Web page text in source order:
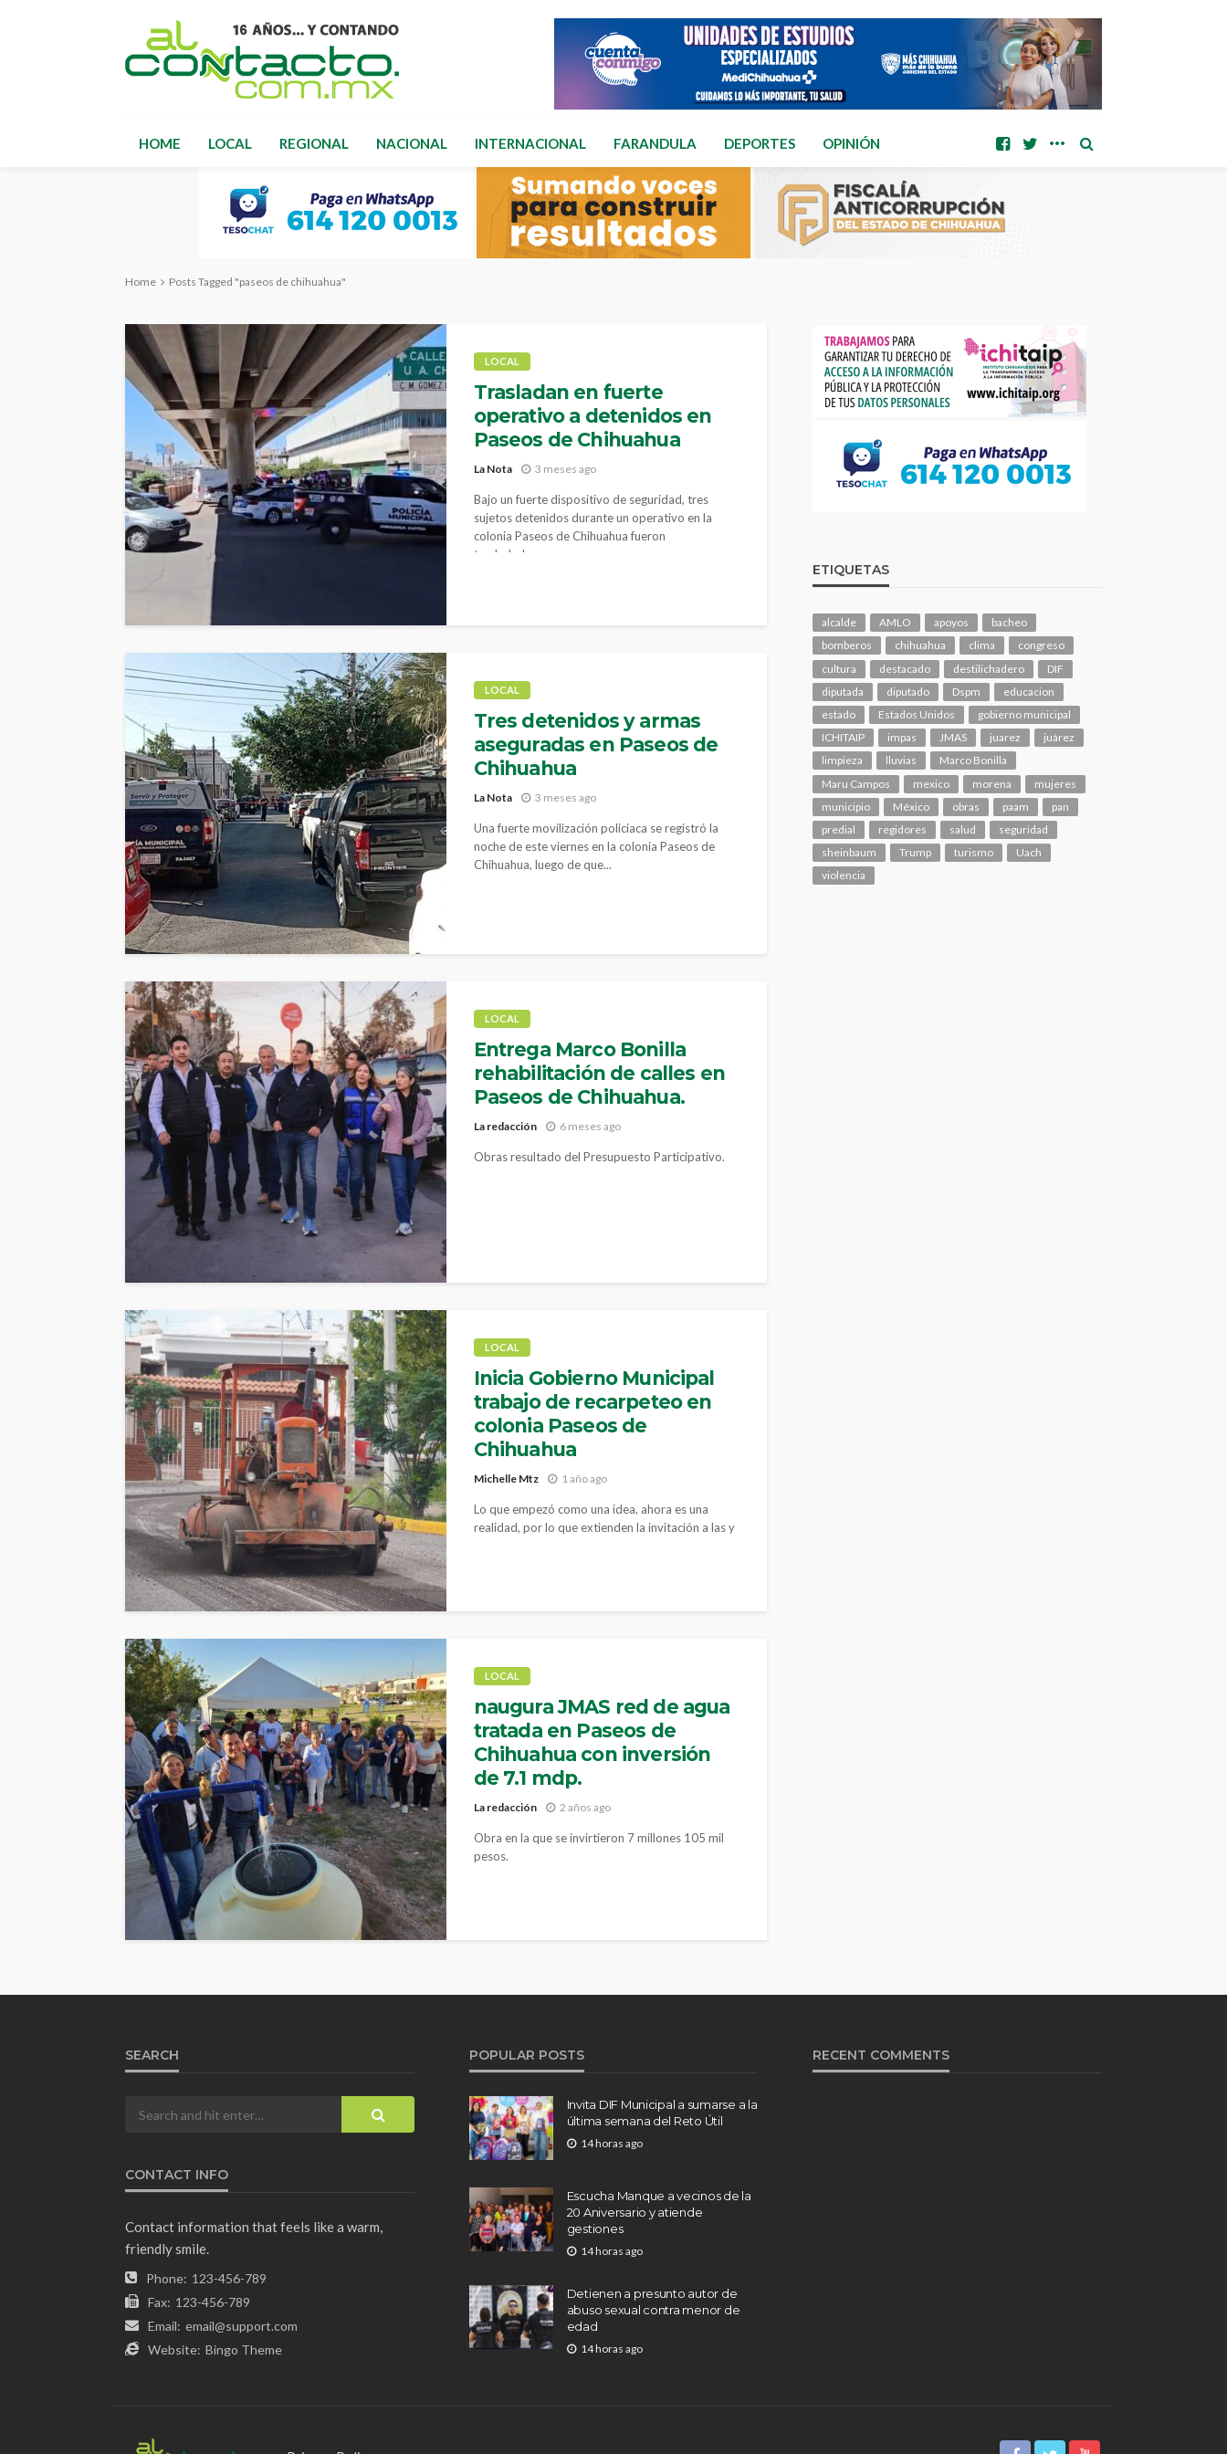
HOME LOCAL REGIONAL NACIONAL INTERNACIONAL FARANDULA DEPORTES OPINIÓN
Home Posts Tagged "paseos de chihuahua"
LOCAL
Trasladan en fuerte
operativo a detenidos en
Paseos de Chihuahua
La Nota 3 meses ago
Bajo un fuerte dispositivo de seguridad, tres
sujetos detenidos durante un operativo en la
colonia Paseos de Chihuahua fueron
trasladados...
LOCAL
Tres detenidos y armas
aseguradas en Paseos de
Chihuahua
La Nota 3 meses ago
Una fuerte movilización policiaca se registró la
noche de este viernes en la colonia Paseos de
Chihuahua, luego de que...
LOCAL
Entrega Marco Bonilla
rehabilitación de calles en
Paseos de Chihuahua.
La redacción 6 meses ago
Obras resultado del Presupuesto Participativo.
LOCAL
Inicia Gobierno Municipal
trabajo de recarpeteo en
colonia Paseos de
Chihuahua
Michelle Mtz 1 año ago
Lo que empezó como una idea, ahora es una
realidad, por lo que extienden la invitación a las y
LOCAL
naugura JMAS red de agua
tratada en Paseos de
Chihuahua con inversión
de 7.1 mdp.
La redacción 2 años ago
Obra en la que se invirtieron 7 millones 105 mil
pesos.
ETIQUETAS
alcalde AMLO apoyos
bacheo
bomberos
chihuahua clima
congreso
cultura
destacado destilichadero
DIF
diputada
diputado Dspm
educacion
estado
Estados Unidos
gobierno municipal
ICHITAIP
impas JMAS juarez
juárez
limpieza
lluvias
Marco Bonilla
Maru Campos
mexico morena
mujeres
municipio
México obras paam
pan
predial
regidores salud
seguridad
sheinbaum
Trump turismo
Uach
violencia
SEARCH
CONTACT INFO
Contact information that feels like a warm,
friendly smile.
Phone: 123-456-789
Fax: 123-456-789
Email: email@support.com
Website: Bingo Theme
POPULAR POSTS
Invita DIF Municipal a sumarse a la
última semana del Reto Útil
14 horas ago
Escucha Manque a vecinos de la
20 Aniversario y atiende
gestiones
14 horas ago
Detienen a presunto autor de
abuso sexual contra menor de
edad
14 horas ago
RECENT COMMENTS